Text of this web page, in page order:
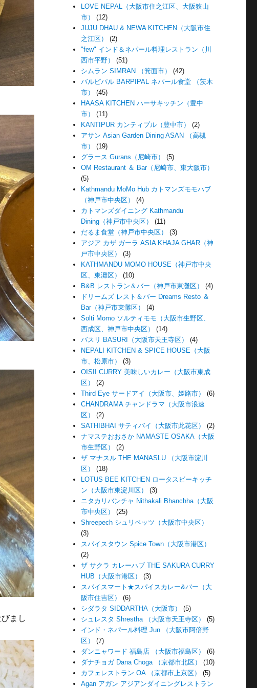
まし
LOVE NEPAL（大阪市住之江区、大阪狭山
市）
(12)
JUJU DHAU & NEWA KITCHEN（大阪市住
之江区）
(2)
"few" インド＆ネパール料理レストラン（川
西市平野）
(51)
シムラン SIMRAN （箕面市）
(42)
バルピパル BARPIPAL ネパール食堂 （茨木
市）
(45)
HAASA KITCHEN ハーサキッチン（豊中
市）
(11)
KANTIPUR カンティプル（豊中市）
(2)
アサン Asian Garden Dining ASAN （高槻
市）
(19)
グラース Gurans（尼崎市）
(5)
OM Restaurant ＆ Bar（尼崎市、東大阪市）
(5)
Kathmandu MoMo Hub カトマンズモモハブ
（神戸市中央区）
(4)
カトマンズダイニング Kathmandu
Dining（神戸市中央区）
(11)
だるま食堂（神戸市中央区）
(3)
アジア カザ ガーラ ASIA KHAJA GHAR（神
戸市中央区）
(3)
KATHMANDU MOMO HOUSE（神戸市中央
区、東灘区）
(10)
B&B レストラン＆バー（神戸市東灘区）
(4)
ドリームズ レスト＆バー Dreams Resto ＆
Bar（神戸市東灘区）
(4)
Solti Momo ソルティモモ（大阪市生野区、
西成区、神戸市中央区）
(14)
バスリ BASURI（大阪市天王寺区）
(4)
NEPALI KITCHEN & SPICE HOUSE（大阪
市、松原市）
(3)
OISII CURRY 美味しいカレー（大阪市東成
区）
(2)
Third Eye サードアイ（大阪市、姫路市）
(6)
CHANDRAMA チャンドラマ（大阪市浪速
区）
(2)
SATHIBHAI サティバイ（大阪市此花区）
(2)
ナマステおおさか NAMASTE OSAKA（大阪
市生野区）
(2)
ザ マナスル THE MANASLU （大阪市淀川
区）
(18)
LOTUS BEE KITCHEN ロータスビーキッチ
ン（大阪市東淀川区）
(3)
ニタカリバンチャ Nithakali Bhanchha（大阪
市中央区）
(25)
Shreepech シュリペッツ（大阪市中央区）
(3)
スパイスタウン Spice Town（大阪市港区）
(2)
ザ サクラ カレーハブ THE SAKURA CURRY
HUB（大阪市港区）
(3)
スパイスマート★スパイスカレー&バー（大
阪市住吉区）
(6)
シダラタ SIDDARTHA（大阪市）
(5)
シュレスタ Shrestha （大阪市天王寺区）
(5)
インド・ネパール料理 Jun （大阪市阿倍野
区）
(7)
ダンニャワード 福島店 （大阪市福島区）
(6)
ダナチョガ Dana Choga （京都市北区）
(10)
カフェレストラン OA （京都市上京区）
(5)
Agan アガン アジアンダイニングレストラン